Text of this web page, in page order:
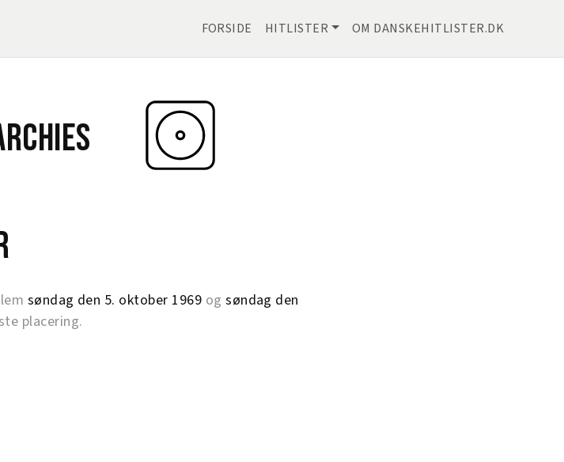
FORSIDE HITLISTER OM DANSKEHITLISTER.DK
søndag den 5. oktober 1969 ogsøndag den
placering.